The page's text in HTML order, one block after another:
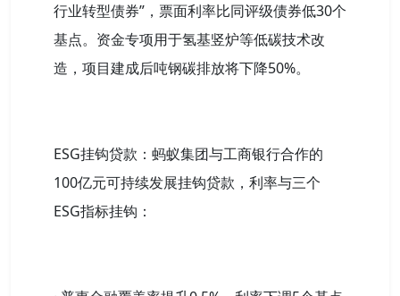
行业转型债券”，票面利率比同评级债券低30个
基点。资金专项用于氢基竖炉等低碳技术改
造，项目建成后吨钢碳排放将下降50%。
ESG挂钩贷款：蚂蚁集团与工商银行合作的
100亿元可持续发展挂钩贷款，利率与三个
ESG指标挂钩：